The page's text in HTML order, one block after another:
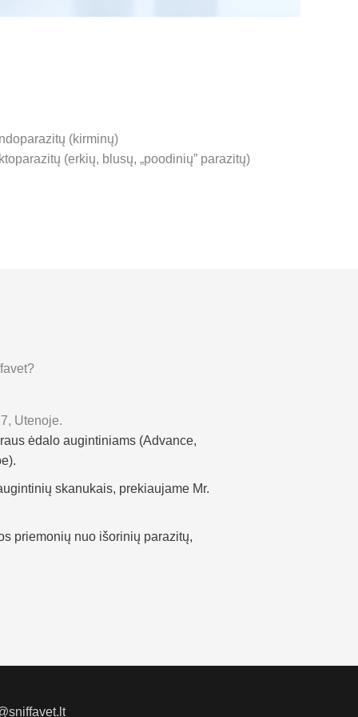
(kirminų)
(erkių, blusų, „poodinių” parazitų)
Utenoje.
ėdalo augintiniams (Advance,
skanukais, prekiaujame Mr.
priemonių nuo išorinių parazitų,